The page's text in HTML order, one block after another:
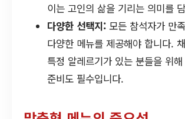
이는 고인의 삶을 기리는 의미를
다양한 선택지: 모든 참석자가 만
다양한 메뉴를 제공해야 합니다.
특정 알레르기가 있는 분들을 위
준비도 필수입니다.